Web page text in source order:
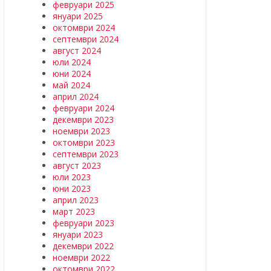
февруари 2025
януари 2025
октомври 2024
септември 2024
август 2024
юли 2024
юни 2024
май 2024
април 2024
февруари 2024
декември 2023
ноември 2023
октомври 2023
септември 2023
август 2023
юли 2023
юни 2023
април 2023
март 2023
февруари 2023
януари 2023
декември 2022
ноември 2022